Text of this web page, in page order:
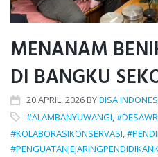
MENANAM
DI BANGKU
20APRIL, 2026 BYBISA
#ALAMBANYUWANGI,
#KOLABORASIKONSERVASI,